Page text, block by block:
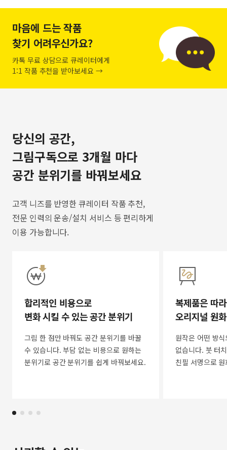
마음에 드는 작품
찾기 어려우신가요?
카톡 무료 상담으로 큐레이터에게
1:1 작품 추천을 받아보세요 →
당신의 공간,
그림구독으로 3개월 마다
공간 분위기를 바꿔보세요
고객 니즈를 반영한 큐레이터 작품 추천,
전문 인력의 운송/설치 서비스 등 편리하게
이용 가능합니다.
합리적인 비용으로
변화 시킬 수 있는 공간 분위기
그림 한 점만 바꿔도 공간 분위기를 바꿀
수 있습니다. 부담 없는 비용으로 원하는
분위기로 공간 분위기를 쉽게 바꿔보세요.
복제품은 따
오리지널 원
원작은 어떤 방
없습니다. 붓 터
친필 서명으로